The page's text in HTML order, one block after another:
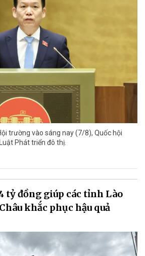
trường vào sáng nay (7/8), Quốc hội
Phát triển đô thị.
tỷ đồng giúp các tỉnh Lào
khắc phục hậu quả